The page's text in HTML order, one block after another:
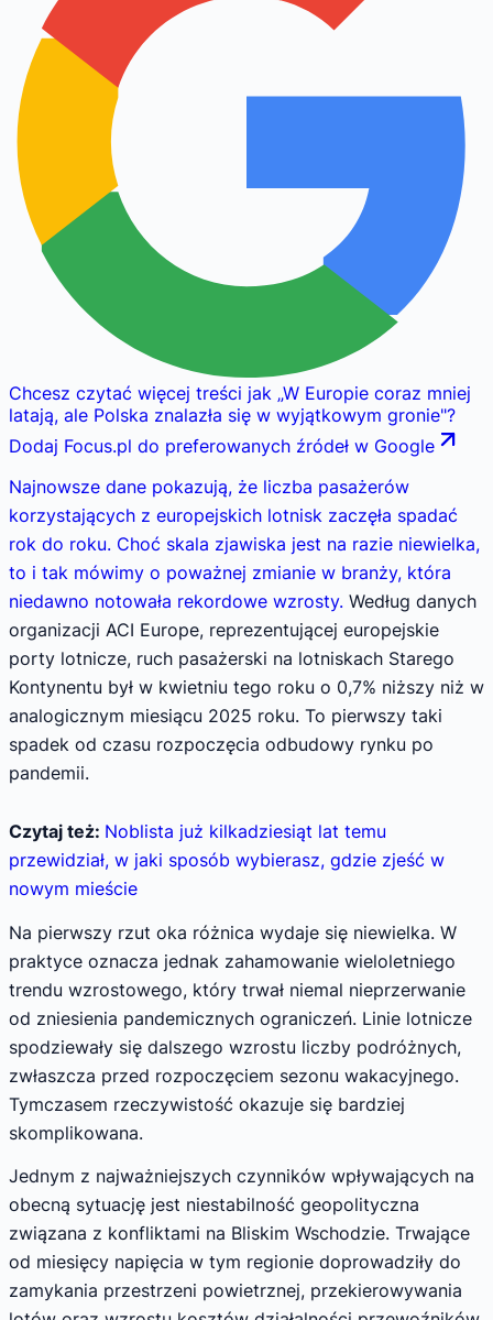
Chcesz czytać więcej treści jak „W Europie coraz mniej
latają, ale Polska znalazła się w wyjątkowym gronie"?
Dodaj Focus.pl do preferowanych źródeł w Google
Najnowsze dane pokazują, że liczba pasażerów
korzystających z europejskich lotnisk zaczęła spadać
rok do roku. Choć skala zjawiska jest na razie niewielka,
to i tak mówimy o poważnej zmianie w branży, która
niedawno notowała rekordowe wzrosty. Według danych
organizacji ACI Europe, reprezentującej europejskie
porty lotnicze, ruch pasażerski na lotniskach Starego
Kontynentu był w kwietniu tego roku o 0,7% niższy niż w
analogicznym miesiącu 2025 roku. To pierwszy taki
spadek od czasu rozpoczęcia odbudowy rynku po
pandemii.
Czytaj też: Noblista już kilkadziesiąt lat temu
przewidział, w jaki sposób wybierasz, gdzie zjeść w
nowym mieście
Na pierwszy rzut oka różnica wydaje się niewielka. W
praktyce oznacza jednak zahamowanie wieloletniego
trendu wzrostowego, który trwał niemal nieprzerwanie
od zniesienia pandemicznych ograniczeń. Linie lotnicze
spodziewały się dalszego wzrostu liczby podróżnych,
zwłaszcza przed rozpoczęciem sezonu wakacyjnego.
Tymczasem rzeczywistość okazuje się bardziej
skomplikowana.
Jednym z najważniejszych czynników wpływających na
obecną sytuację jest niestabilność geopolityczna
związana z konfliktami na Bliskim Wschodzie. Trwające
od miesięcy napięcia w tym regionie doprowadziły do
zamykania przestrzeni powietrznej, przekierowywania